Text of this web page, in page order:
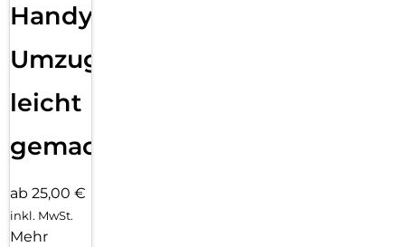
Handy
Umzug
leicht
gemacht!
ab 25,00 €
inkl. MwSt.
Mehr